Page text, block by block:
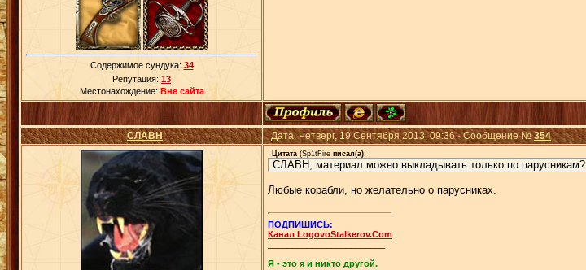
Содержимое сундука: 34
Репутация: 13
Местонахождение: Вне сайта
СЛАВН Дата: Четверг, 19 Сентября 2013, 09:36 · Сообщение №354
Цитата (Sp1tFire писал(а):
СЛАВН, материал можно выкладывать только по парусникам?
Любые корабли, но желательно о парусниках.
ПОДПИШИСЬ:
Канал LogovoStalkerov.Com
Я - это я и никто другой.